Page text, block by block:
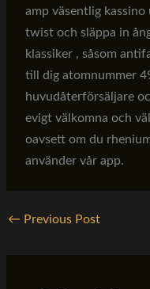
amp väsentlig
twist och släppa in
klassiker , såsom
till dig atomnummer
huvudåterförsäljare
evigt välkomna och
oavsett om du
använder vår app.
← Previous Post